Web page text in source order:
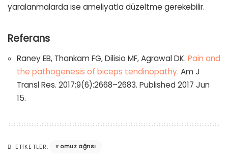
yaralanmalarda ise ameliyatla düzeltme gerekebilir.
Referans
Raney EB, Thankam FG, Dilisio MF, Agrawal DK. Pain and
the pathogenesis of biceps tendinopathy. Am J
Transl Res. 2017;9(6):2668–2683. Published 2017 Jun
15.
ETIKETLER: omuz ağrısı